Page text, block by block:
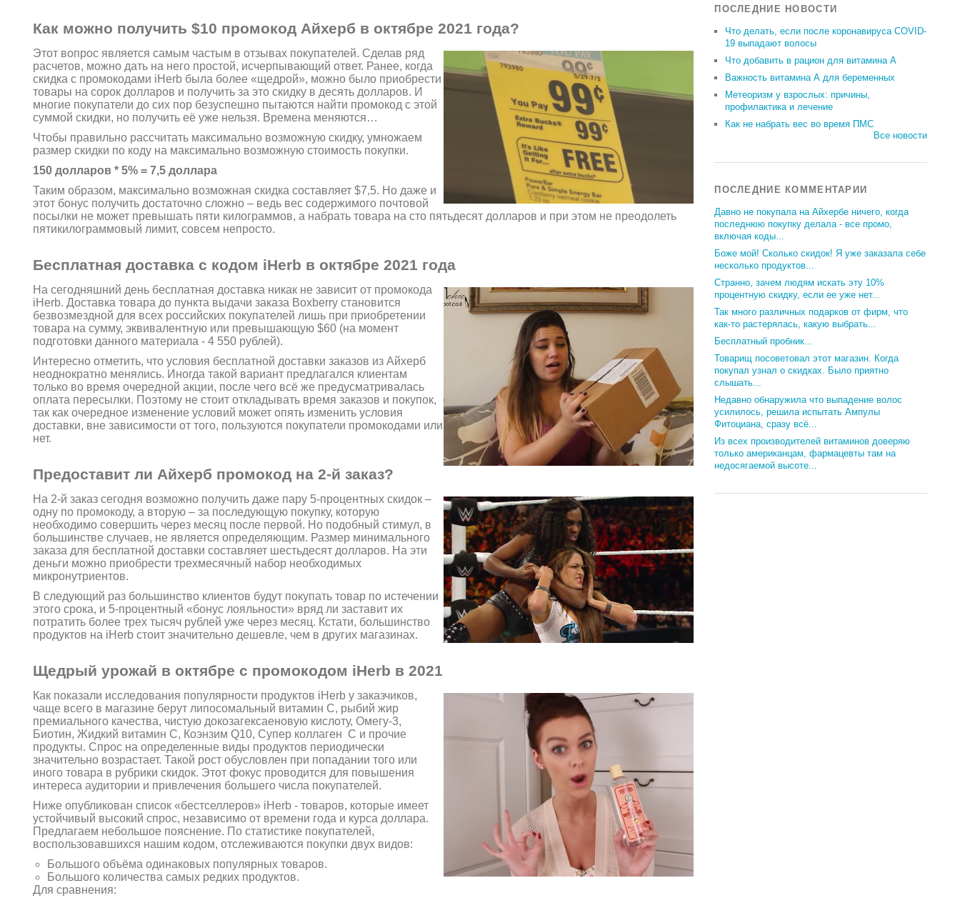
Как можно получить $10 промокод Айхерб в октябре 2021 года?
Этот вопрос является самым частым в отзывах покупателей. Сделав ряд
расчетов, можно дать на него простой, исчерпывающий ответ. Ранее, когда
скидка с промокодами iHerb была более «щедрой», можно было приобрести
товары на сорок долларов и получить за это скидку в десять долларов. И
многие покупатели до сих пор безуспешно пытаются найти промокод с этой
суммой скидки, но получить её уже нельзя. Времена меняются…
Чтобы правильно рассчитать максимально возможную скидку, умножаем
размер скидки по коду на максимально возможную стоимость покупки.
150 долларов * 5% = 7,5 доллара
Таким образом, максимально возможная скидка составляет $7,5. Но даже и
этот бонус получить достаточно сложно – ведь вес содержимого почтовой
посылки не может превышать пяти килограммов, а набрать товара на сто пятьдесят долларов и при этом не преодолеть
пятикилограммовый лимит, совсем непросто.
Бесплатная доставка с кодом iHerb в октябре 2021 года
На сегодняшний день бесплатная доставка никак не зависит от промокода
iHerb. Доставка товара до пункта выдачи заказа Boxberry становится
безвозмездной для всех российских покупателей лишь при приобретении
товара на сумму, эквивалентную или превышающую $60 (на момент
подготовки данного материала - 4 550 рублей).
Интересно отметить, что условия бесплатной доставки заказов из Айхерб
неоднократно менялись. Иногда такой вариант предлагался клиентам
только во время очередной акции, после чего всё же предусматривалась
оплата пересылки. Поэтому не стоит откладывать время заказов и покупок,
так как очередное изменение условий может опять изменить условия
доставки, вне зависимости от того, пользуются покупатели промокодами или
нет.
Предоставит ли Айхерб промокод на 2-й заказ?
На 2-й заказ сегодня возможно получить даже пару 5-процентных скидок –
одну по промокоду, а вторую – за последующую покупку, которую
необходимо совершить через месяц после первой. Но подобный стимул, в
большинстве случаев, не является определяющим. Размер минимального
заказа для бесплатной доставки составляет шестьдесят долларов. На эти
деньги можно приобрести трехмесячный набор необходимых
микронутриентов.
В следующий раз большинство клиентов будут покупать товар по истечении
этого срока, и 5-процентный «бонус лояльности» вряд ли заставит их
потратить более трех тысяч рублей уже через месяц. Кстати, большинство
продуктов на iHerb стоит значительно дешевле, чем в других магазинах.
Щедрый урожай в октябре с промокодом iHerb в 2021
Как показали исследования популярности продуктов iHerb у заказчиков,
чаще всего в магазине берут липосомальный витамин С, рыбий жир
премиального качества, чистую докозагексаеновую кислоту, Омегу-3,
Биотин, Жидкий витамин C, Коэнзим Q10, Супер коллаген C и прочие
продукты. Спрос на определенные виды продуктов периодически
значительно возрастает. Такой рост обусловлен при попадании того или
иного товара в рубрики скидок. Этот фокус проводится для повышения
интереса аудитории и привлечения большего числа покупателей.
Ниже опубликован список «бестселлеров» iHerb - товаров, которые имеет
устойчивый высокий спрос, независимо от времени года и курса доллара.
Предлагаем небольшое пояснение. По статистике покупателей,
воспользовавшихся нашим кодом, отслеживаются покупки двух видов:
Большого объёма одинаковых популярных товаров.
Большого количества самых редких продуктов.
Для сравнения:
ПОСЛЕДНИЕ НОВОСТИ
Что делать, если после коронавируса COVID-
19 выпадают волосы
Что добавить в рацион для витамина А
Важность витамина А для беременных
Метеоризм у взрослых: причины,
профилактика и лечение
Как не набрать вес во время ПМС
Все новости
ПОСЛЕДНИЕ КОММЕНТАРИИ
Давно не покупала на Айхербе ничего, когда
последнюю покупку делала - все промо,
включая коды...
Боже мой! Сколько скидок! Я уже заказала себе
несколько продуктов...
Странно, зачем людям искать эту 10%
процентную скидку, если ее уже нет...
Так много различных подарков от фирм, что
как-то растерялась, какую выбрать...
Бесплатный пробник...
Товарищ посоветовал этот магазин. Когда
покупал узнал о скидках. Было приятно
слышать...
Недавно обнаружила что выпадение волос
усилилось, решила испытать Ампулы
Фитоциана, сразу всё...
Из всех производителей витаминов доверяю
только американцам, фармацевты там на
недосягаемой высоте...